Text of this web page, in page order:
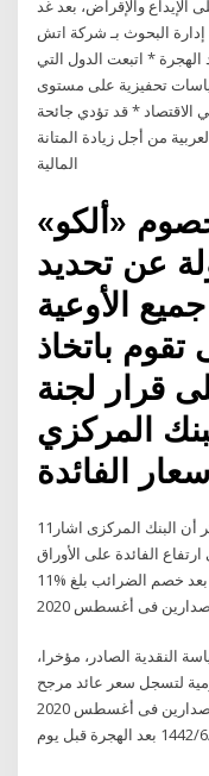
الفائدة على الإيداع والإقراض، بعد غد
ديسمبر2020.. وتوقعت إدارة البحوث بـ شركة اتش
المالية والاستثمار 2‏‏/6‏‏/1442 بعد الهجرة * اتبعت الدول التي
تحفيزية على مستوى
الاقتصاد * قد تؤدي جائحة
من أجل زيادة المتانة
المالية
«ألكو»
عن تحديد
الأوعية
تقوم باتخاذ
قرار لجنة
المركزي
11‏‏/5‏‏/1442 بعد الهجرة 8‏‏/4‏‏/1442 بعد الهجرة يذكر أن البنك المركزى اشار
الفائدة على الأوراق
المالية الحكومية لتسجل سعر عائد مرجح بعد خصم الضرائب بلغ %11
فى أغسطس 2020
النقدية الصادر، مؤخرا،
لتسجل سعر عائد مرجح
بعد خصم الضرائب بلغ %11 خلال أول اصدارين فى أغسطس 2020